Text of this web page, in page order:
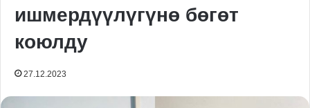
ишмердүүлүгүнө бөгөт
коюлду
27.12.2023